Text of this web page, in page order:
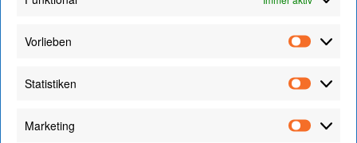
Vorlieben
Statistiken
Marketing